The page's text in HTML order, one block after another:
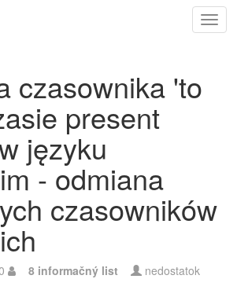
czasownika 'to
present
języku
- odmiana
czasowników
8 informačný list nedostatok